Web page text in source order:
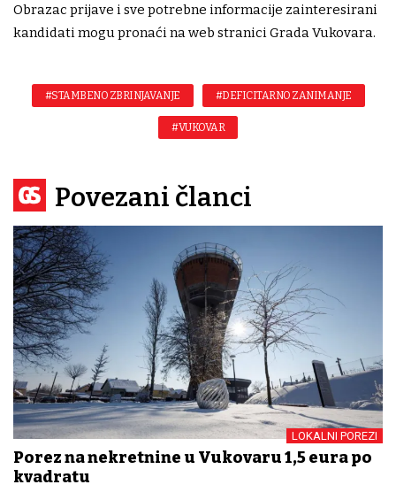
Obrazac prijave i sve potrebne informacije zainteresirani
kandidati mogu pronaći na web stranici Grada Vukovara.
#STAMBENO ZBRINJAVANJE #DEFICITARNO ZANIMANJE
#VUKOVAR
Povezani članci
LOKALNI POREZI
Porez na nekretnine u Vukovaru 1,5 eura po
kvadratu